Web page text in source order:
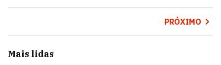
PRÓXIMO
Mais lidas